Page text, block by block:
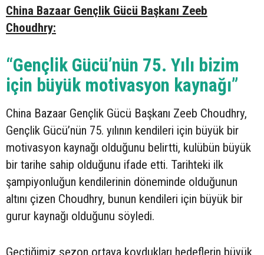
China Bazaar Gençlik Gücü Başkanı Zeeb
Choudhry:
“Gençlik Gücü’nün 75. Yılı bizim
için büyük motivasyon kaynağı”
China Bazaar Gençlik Gücü Başkanı Zeeb Choudhry,
Gençlik Gücü’nün 75. yılının kendileri için büyük bir
motivasyon kaynağı olduğunu belirtti, kulübün büyük
bir tarihe sahip olduğunu ifade etti. Tarihteki ilk
şampiyonluğun kendilerinin döneminde olduğunun
altını çizen Choudhry, bunun kendileri için büyük bir
gurur kaynağı olduğunu söyledi.
Geçtiğimiz sezon ortaya koydukları hedeflerin büyük